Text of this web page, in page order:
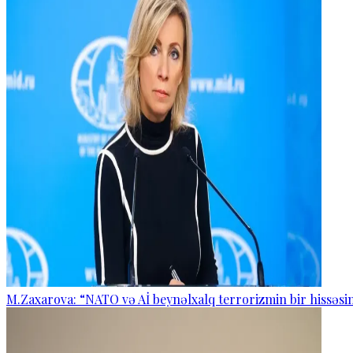
M.Zaxarova: “NATO və Aİ beynəlxalq terrorizmin bir